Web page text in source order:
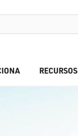
RECURSOS